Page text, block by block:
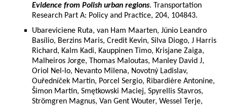
Evidence from Polish urban regions. Transportation
Research Part A: Policy and Practice, 204, 104843.
Ubareviciene Ruta, van Ham Maarten, Júnio Leandro
Basílio, Berzins Maris, Credit Kevin, Silva Diogo, J Harris
Richard, Kalm Kadi, Kauppinen Timo, Krisjane Zaiga,
Malheiros Jorge, Thomas Maloutas, Manley David J,
Oriol Nel-lo, Nevanto Milena, Novotný Ladislav,
Ouředníček Martin, Porcel Sergio, Ribardière Antonine,
Šimon Martin, Smętkowski Maciej, Spyrellis Stavros,
Strömgren Magnus, Van Gent Wouter, Wessel Terje,